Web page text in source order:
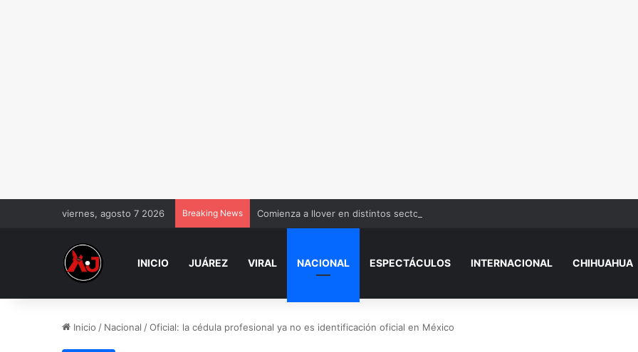
viernes, agosto 7 2026 Breaking News Comienza a llover en distintos sectores de Juárez
INICIO JUÁREZ VIRAL NACIONAL ESPECTÁCULOS INTERNACIONAL CHIHUAHUA
Inicio / Nacional /Oficial: la cédula profesional ya no es identificación oficial en México